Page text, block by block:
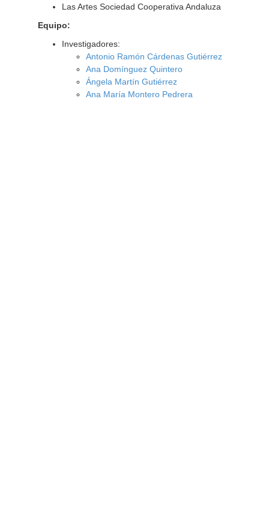
Las Artes Sociedad Cooperativa Andaluza
Equipo:
Investigadores:
Antonio Ramón Cárdenas Gutiérrez
Ana Domínguez Quintero
Ángela Martín Gutiérrez
Ana María Montero Pedrera